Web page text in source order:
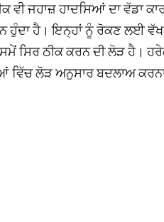
ਜਹਾਜ਼ ਹਾਦਸਿਆਂ ਦਾ ਵੱਡਾ
ਹੁੰਦਾ ਹੈ। ਇਨ੍ਹਾਂ ਨੂੰ ਰੋਕਣ ਲਈ
ਸਿਰ ਠੀਕ ਕਰਨ ਦੀ ਲੋੜ ਹੈ।
ਲੋੜ ਅਨੁਸਾਰ ਬਦਲਾਅ ਕਰਨਾ